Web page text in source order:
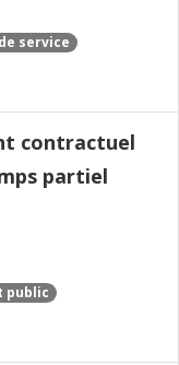
service
contractuel
partiel
public